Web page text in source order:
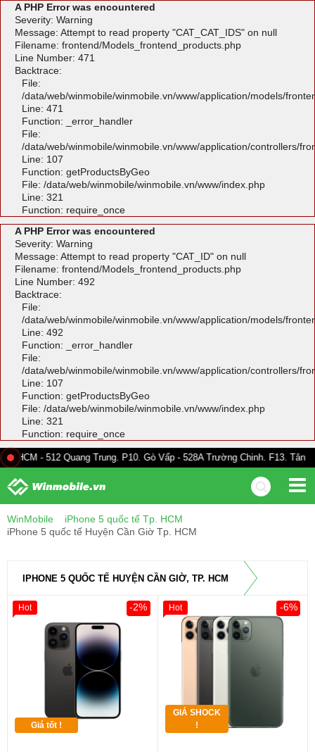
A PHP Error was encountered
Severity: Warning
Message: Attempt to read property "CAT_CAT_IDS" on null
Filename: frontend/Models_frontend_products.php
Line Number: 471
Backtrace:
File:
/data/web/winmobile/winmobile.vn/www/application/models/
Line: 471
Function: _error_handler
File:
/data/web/winmobile/winmobile.vn/www/application/controllers/
Line: 107
Function: getProductsByGeo
File: /data/web/winmobile/winmobile.vn/www/index.php
Line: 321
Function: require_once
A PHP Error was encountered
Severity: Warning
Message: Attempt to read property "CAT_ID" on null
Filename: frontend/Models_frontend_products.php
Line Number: 492
Backtrace:
File:
/data/web/winmobile/winmobile.vn/www/application/models/
Line: 492
Function: _error_handler
File:
/data/web/winmobile/winmobile.vn/www/application/controllers/
Line: 107
Function: getProductsByGeo
File: /data/web/winmobile/winmobile.vn/www/index.php
Line: 321
Function: require_once
Quang Trung. P10. Gò Vấp - 528A Trường Chinh. F13. Tân Bình
WinMobile
iPhone 5 quốc tế Tp. HCM
iPhone 5 quốc tế Huyện Cần Giờ Tp. HCM
IPHONE 5 QUỐC TẾ HUYỆN CẦN GIỜ, TP. HCM
Giá tốt !
-2%
Hot
GIÁ SHOCK
!
-6%
Hot